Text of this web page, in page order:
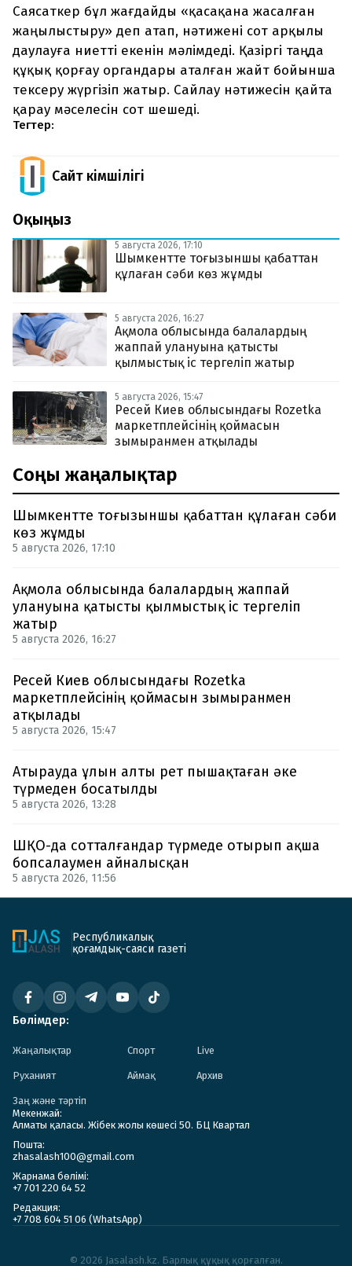
Саясаткер бұл жағдайды «қасақана жасалған
жаңылыстыру» деп атап, нәтижені сот арқылы
даулауға ниетті екенін мәлімдеді. Қазіргі таңда
құқық қорғау органдары аталған жайт бойынша
тексеру жүргізіп жатыр. Сайлау нәтижесін қайта
қарау мәселесін сот шешеді.
Тегтер:
Сайт Әкімшілігі
Оқыңыз
5 августа 2026, 17:10
Шымкентте тоғызыншы қабаттан
құлаған сәби көз жұмды
5 августа 2026, 16:27
Ақмола облысында балалардың
жаппай улануына қатысты
қылмыстық іс тергеліп жатыр
5 августа 2026, 15:47
Ресей Киев облысындағы Rozetka
маркетплейсінің қоймасын
зымыранмен атқылады
Соңғы жаңалықтар
Шымкентте тоғызыншы қабаттан құлаған сәби
көз жұмды
5 августа 2026, 17:10
Ақмола облысында балалардың жаппай
улануына қатысты қылмыстық іс тергеліп
жатыр
5 августа 2026, 16:27
Ресей Киев облысындағы Rozetka
маркетплейсінің қоймасын зымыранмен
атқылады
5 августа 2026, 15:47
Атырауда ұлын алты рет пышақтаған әке
түрмеден босатылды
5 августа 2026, 13:28
ШҚО-да сотталғандар түрмеде отырып ақша
бопсалаумен айналысқан
5 августа 2026, 11:56
Республикалық
қоғамдық-саяси газеті
Бөлімдер:
Жаңалықтар Спорт Live
Руханият Аймақ Архив
Заң және тәртіп
Мекенжай:
Алматы қаласы. Жібек жолы көшесі 50. БЦ Квартал
Пошта:
zhasalash100@gmail.com
Жарнама бөлімі:
+7 701 220 64 52
Редакция:
+7 708 604 51 06 (WhatsApp)
© 2026 Jasalash.kz. Барлық құқық қорғалған.